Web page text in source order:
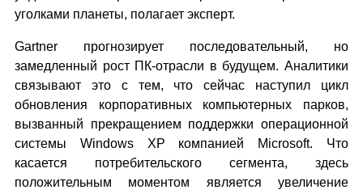
уголками планеты, полагает эксперт.
Gartner прогнозирует последовательный, но
замедленный рост ПК-отрасли в будущем. Аналитики
связывают это с тем, что сейчас наступил цикл
обновления корпоративных компьютерных парков,
вызванный прекращением поддержки операционной
системы Windows XP компанией Microsoft. Что
касается потребительского сегмента, здесь
положительным моментом является увеличение